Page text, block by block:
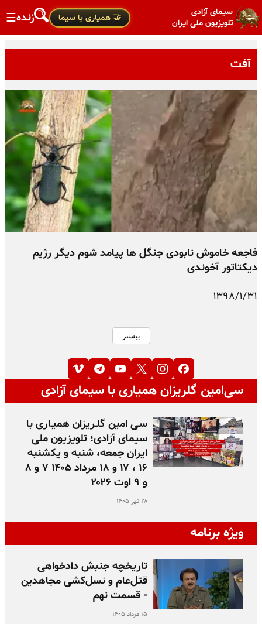
سیمای آزادی
تلویزیون ملی ایران
🤝 همیاری با سیما زنده☰
آفت
فاجعه خاموش نابودی جنگل ها پیامد شوم دیگر رژیم
دیکتاتور آخوندی
۱۳۹۸/۱/۳۱
بیشتر
سی‌امین گلریزان همیاری با سیمای آزادی
سـی امین گلـریزان همیـاری با
سیمای آزادی؛ تلویزیون ملی
ایران جمعه، شنبه و یکشنبه
۱۶ ، ۱۷ و ۱۸ مرداد ۱۴۰۵ ۷ و ۸
و ۹ اوت ۲۰۲۶
۲۸ تیر ۱۴۰۵
ویژه برنامه
تاریخچه جنبش دادخواهی
قتل‌عام و نسل‌کشی مجاهدین
- قسمت نهم
۱۵ مرداد ۱۴۰۵